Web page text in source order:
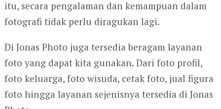
itu, secara pengalaman dan kemampuan dalam
fotografi tidak perlu diragukan lagi.
Di Jonas Photo juga tersedia beragam layanan
foto yang dapat kita gunakan. Dari foto profil,
foto keluarga, foto wisuda, cetak foto, jual figura
foto hingga layanan sejenisnya tersedia di Jonas